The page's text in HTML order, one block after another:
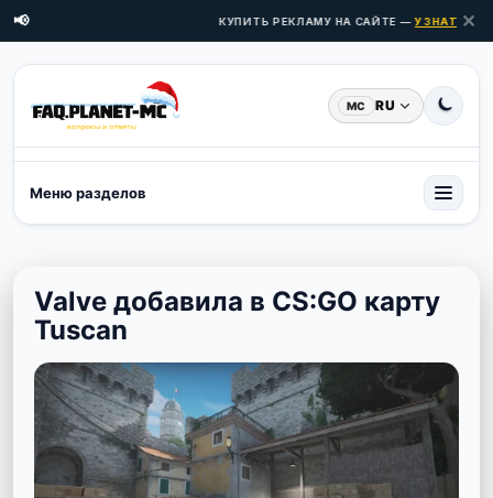
📢 КУПИТЬ РЕКЛАМУ НА САЙТЕ —УЗНАТЬ ✕
MC RU
Меню разделов
Valve добавила в CS:GO карту
Tuscan